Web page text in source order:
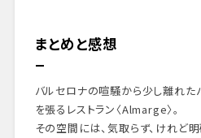
まとめと感想
バルセロナの喧騒から少し離れた
を張るレストラン〈Almarge〉。
その空間には、気取らず、けれど